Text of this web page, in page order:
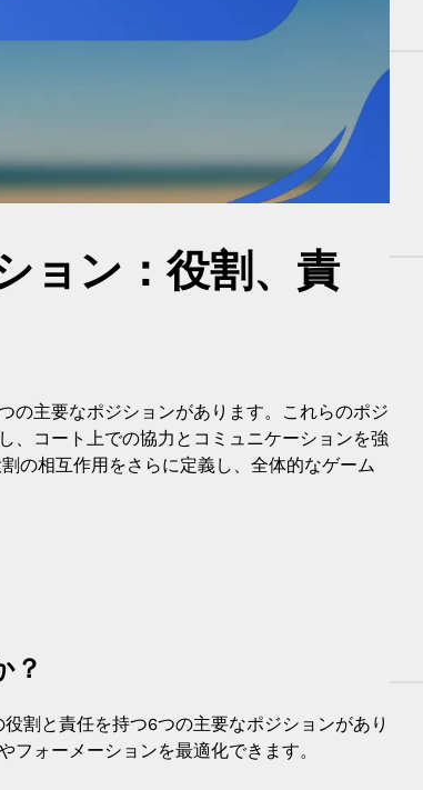
ョン：役割、責
の主要なポジションがあります。これらのポジ
、コート上での協力とコミュニケーションを強
の相互作用をさらに定義し、全体的なゲーム
？
割と責任を持つ6つの主要なポジションがあり
ォーメーションを最適化できます。